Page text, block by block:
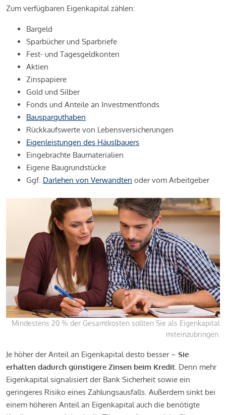
Zum verfügbaren Eigenkapital zählen:
Bargeld
Sparbücher und Sparbriefe
Fest- und Tagesgeldkonten
Aktien
Zinspapiere
Gold und Silber
Fonds und Anteile an Investmentfonds
Bausparguthaben
Rückkaufswerte von Lebensversicherungen
Eigenleistungen des Häuslbauers
Eingebrachte Baumaterialien
Eigene Baugrundstücke
Ggf. Darlehen von Verwandten oder vom Arbeitgeber
Mindestens 20 % der Gesamtkosten sollten Sie als Eigenkapital
miteinzubringen.
Je höher der Anteil an Eigenkapital desto besser – Sie
erhalten dadurch günstigere Zinsen beim Kredit. Denn mehr
Eigenkapital signalisiert der Bank Sicherheit sowie ein
geringeres Risiko eines Zahlungsausfalls. Außerdem sinkt bei
einem höheren Anteil an Eigenkapital auch die benötigte